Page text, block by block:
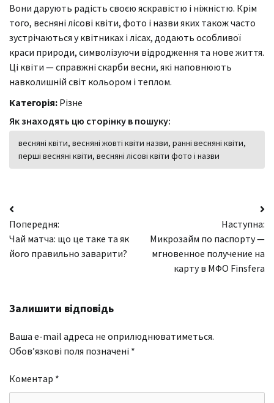
Вони дарують радість своєю яскравістю і ніжністю. Крім
того, весняні лісові квіти, фото і назви яких також часто
зустрічаються у квітниках і лісах, додають особливої
краси природи, символізуючи відродження та нове життя.
Ці квіти — справжні скарби весни, які наповнюють
навколишній світ кольором і теплом.
Категорія: Різне
Як знаходять цю сторінку в пошуку:
весняні квіти, весняні жовті квіти назви, ранні весняні квіти,
перші весняні квіти, весняні лісові квіти фото і назви
Навігація
записів
Попередня:
Чай матча: що це таке та як
його правильно заварити?
Наступна:
Микрозайм по паспорту —
мгновенное получение на
карту в МФО Finsfera
Залишити відповідь
Ваша e-mail адреса не оприлюднюватиметься.
Обов’язкові поля позначені *
Коментар *